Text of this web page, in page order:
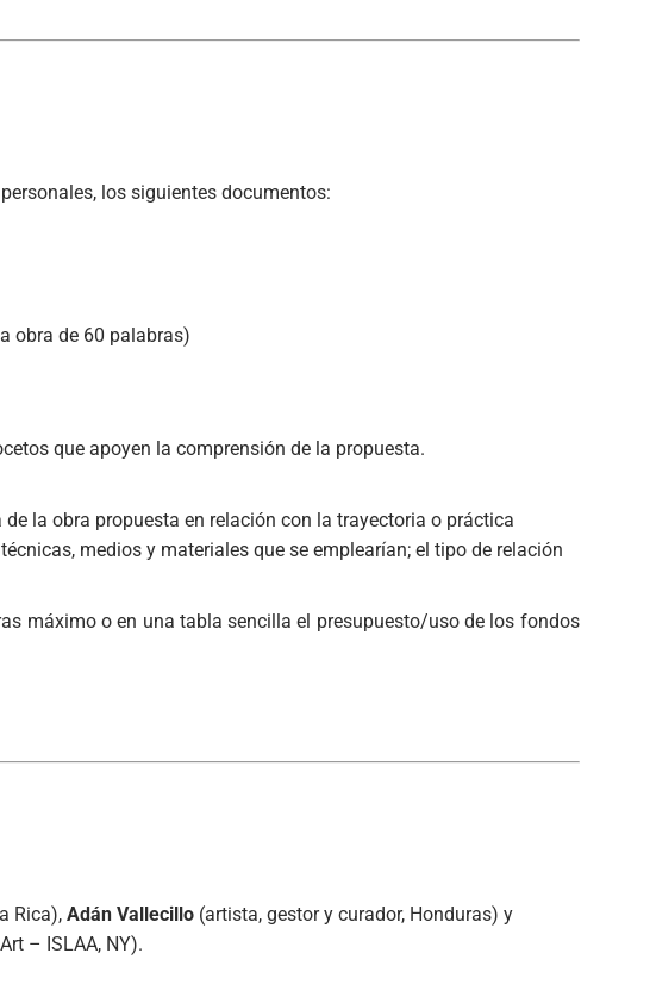
los siguientes documentos:
obra de 60 palabras)
que apoyen la comprensión de la propuesta.
la obra propuesta en relación con la trayectoria o práctica
medios y materiales que se emplearían; el tipo de relación
máximo o en una tabla sencilla el presupuesto/uso de los fondos
Rica), Adán Vallecillo(artista, gestor y curador, Honduras) y
– ISLAA, NY).